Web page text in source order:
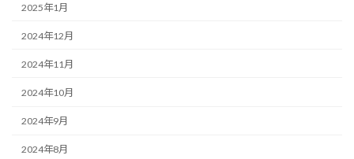
2025年1月
2024年12月
2024年11月
2024年10月
2024年9月
2024年8月